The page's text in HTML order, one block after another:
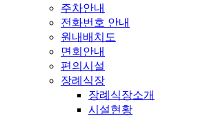
주차안내
전화번호 안내
원내배치도
면회안내
편의시설
장례식장
장례식장소개
시설현황